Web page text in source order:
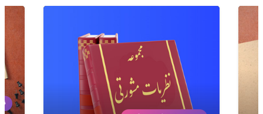
نظریات مشورتی